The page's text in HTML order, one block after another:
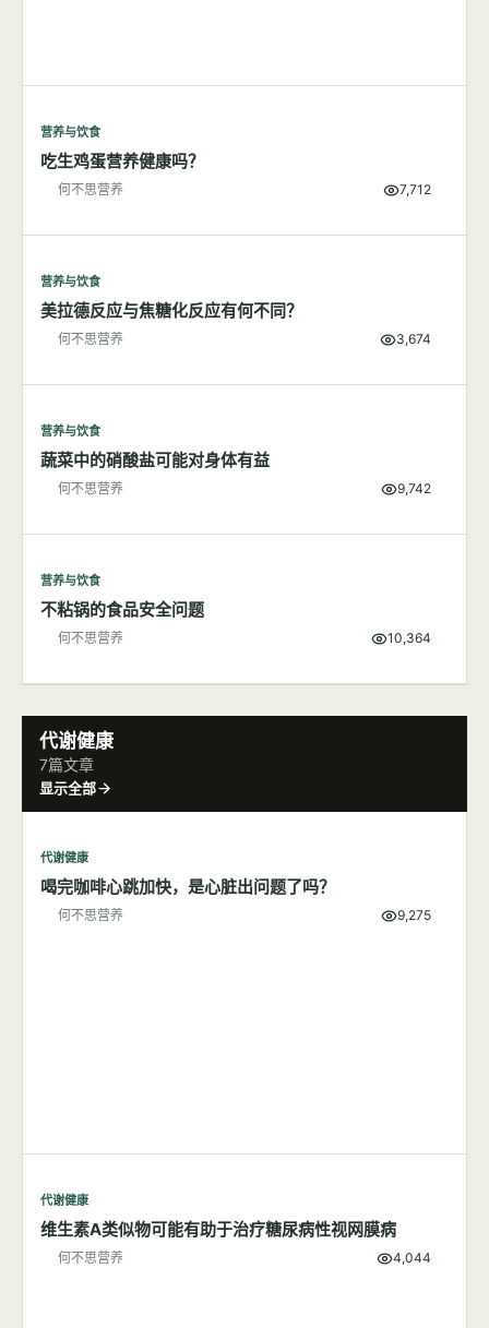
营养与饮食
吃生鸡蛋营养健康吗？
何不思营养 7,712
营养与饮食
美拉德反应与焦糖化反应有何不同？
何不思营养 3,674
营养与饮食
蔬菜中的硝酸盐可能对身体有益
何不思营养 9,742
营养与饮食
不粘锅的食品安全问题
何不思营养 10,364
代谢健康
7篇文章
显示全部
代谢健康
喝完咖啡心跳加快，是心脏出问题了吗？
何不思营养 9,275
代谢健康
维生素A类似物可能有助于治疗糖尿病性视网膜病
何不思营养 4,044